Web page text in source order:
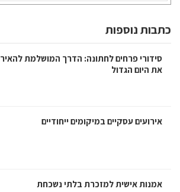
כתבות נוספות
סידורי פרחים לחתונה: הדרך המושלמת להאיר
את היום הגדול
אירועים עסקיים במיקומים ייחודיים
אמנות אישית למזכרת בלתי נשכחת